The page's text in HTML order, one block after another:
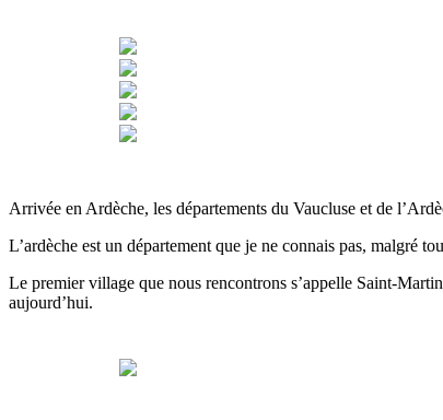
Arrivée en Ardèche, les départements du Vaucluse et de
L’ardèche est un département que je ne connais pas, malgré
Le premier village que nous rencontrons s’appelle Saint-
aujourd’hui.